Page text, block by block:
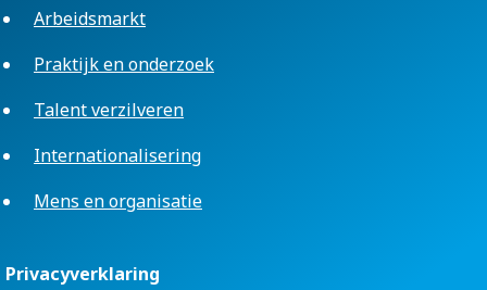
Arbeidsmarkt
Praktijk en onderzoek
Talent verzilveren
Internationalisering
Mens en organisatie
Privacyverklaring